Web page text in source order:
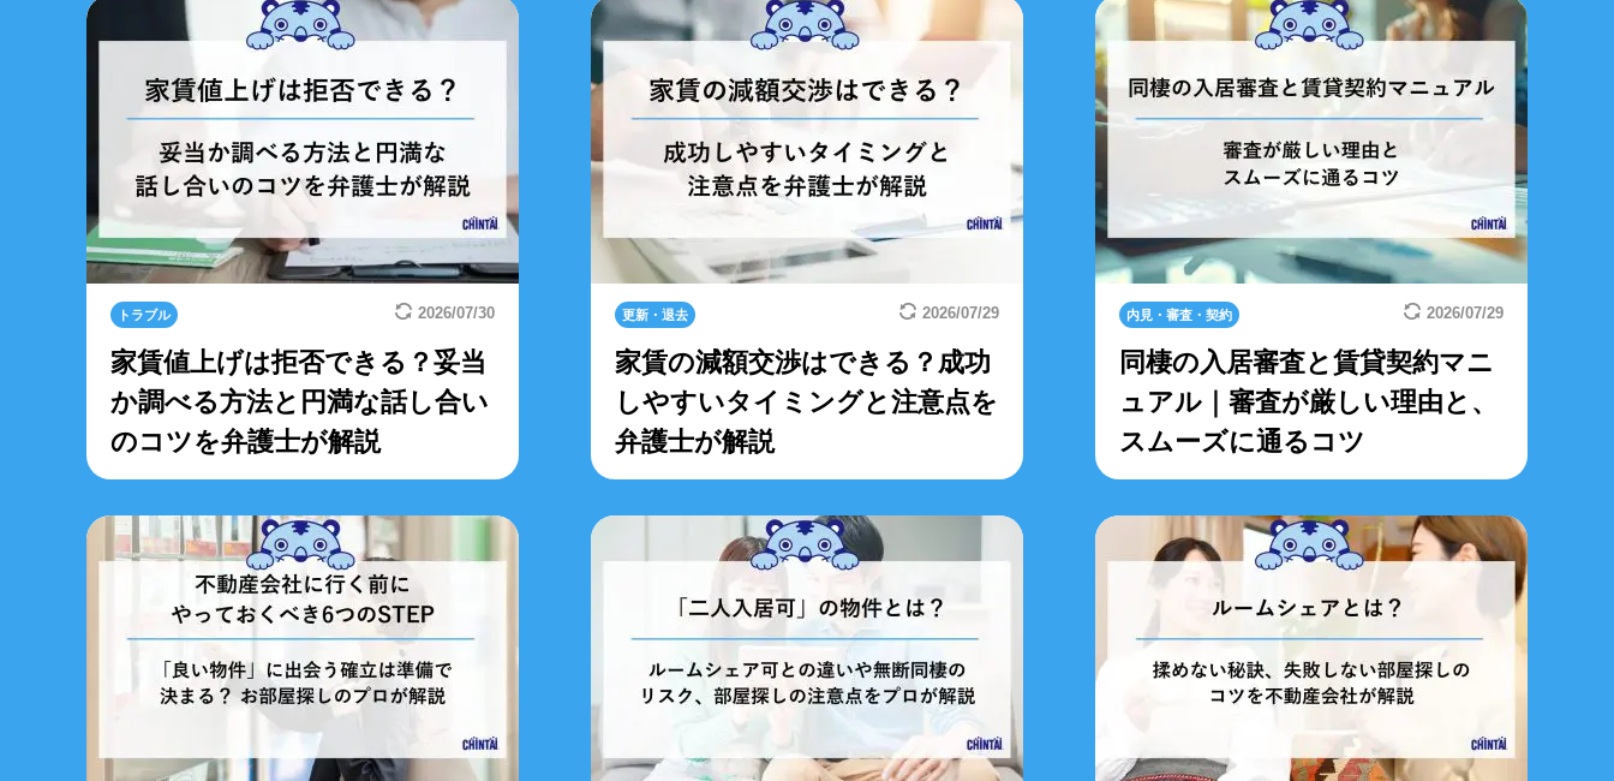
トラブル 2026/07/30
家賃値上げは拒否できる？妥当
か調べる方法と円満な話し合い
のコツを弁護士が解説
更新・退去 2026/07/29
家賃の減額交渉はできる？成功
しやすいタイミングと注意点を
弁護士が解説
内見・審査・契約 2026/07/29
同棲の入居審査と賃貸契約マニ
ュアル｜審査が厳しい理由と、
スムーズに通るコツ